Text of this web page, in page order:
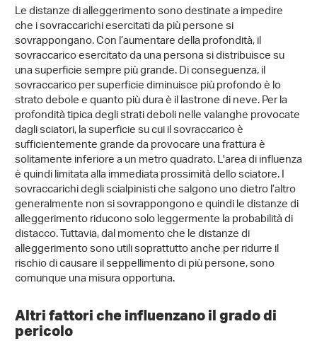
Le distanze di alleggerimento sono destinate a impedire
che i sovraccarichi esercitati da più persone si
sovrappongano. Con l’aumentare della profondità, il
sovraccarico esercitato da una persona si distribuisce su
una superficie sempre più grande. Di conseguenza, il
sovraccarico per superficie diminuisce più profondo è lo
strato debole e quanto più dura è il lastrone di neve. Per la
profondità tipica degli strati deboli nelle valanghe provocate
dagli sciatori, la superficie su cui il sovraccarico è
sufficientemente grande da provocare una frattura è
solitamente inferiore a un metro quadrato. L'area di influenza
è quindi limitata alla immediata prossimità dello sciatore. I
sovraccarichi degli scialpinisti che salgono uno dietro l’altro
generalmente non si sovrappongono e quindi le distanze di
alleggerimento riducono solo leggermente la probabilità di
distacco. Tuttavia, dal momento che le distanze di
alleggerimento sono utili soprattutto anche per ridurre il
rischio di causare il seppellimento di più persone, sono
comunque una misura opportuna.
Altri fattori che influenzano il grado di
pericolo